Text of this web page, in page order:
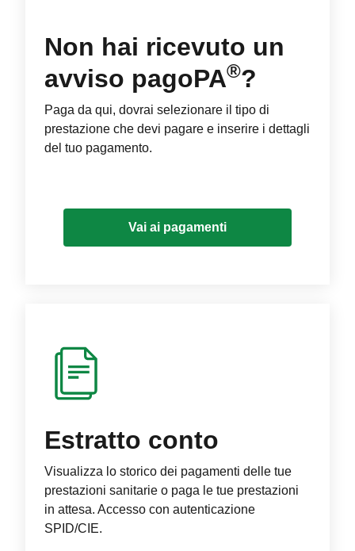
Non hai ricevuto un
avviso pagoPA®?
Paga da qui, dovrai selezionare il tipo di
prestazione che devi pagare e inserire i dettagli
del tuo pagamento.
Vai ai pagamenti
Estratto conto
Visualizza lo storico dei pagamenti delle tue
prestazioni sanitarie o paga le tue prestazioni
in attesa. Accesso con autenticazione
SPID/CIE.